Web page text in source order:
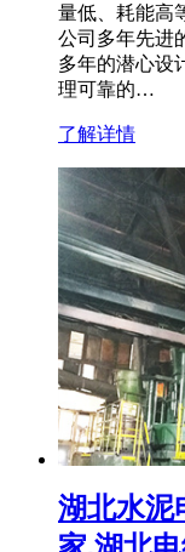
量低、耗能高
公司多年先进
多年的潜心设
理可靠的…
了解详情
湖北水泥